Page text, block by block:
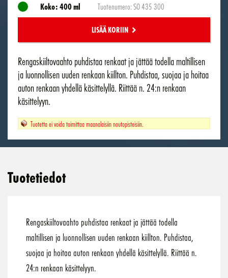
Koko: 400 ml Tuotenumero: SO 435 300
LISÄÄ KORIIN
Rengaskiiltovaahto puhdistaa renkaat ja jättää todella maltillisen
ja luonnollisen uuden renkaan kiillton. Puhdistaa, suojaa ja hoitaa
auton renkaan yhdellä käsittelyllä. Riittää n. 24:n renkaan
käsittelyyn.
Tuotetta ei voida toimittaa maanalaisiin noutopisteisiin.
Tuotetiedot
Rengaskiiltovaahto puhdistaa renkaat ja jättää todella
maltillisen ja luonnollisen uuden renkaan kiillton. Puhdistaa,
suojaa ja hoitaa auton renkaan yhdellä käsittelyllä. Riittää n.
24:n renkaan käsittelyyn.